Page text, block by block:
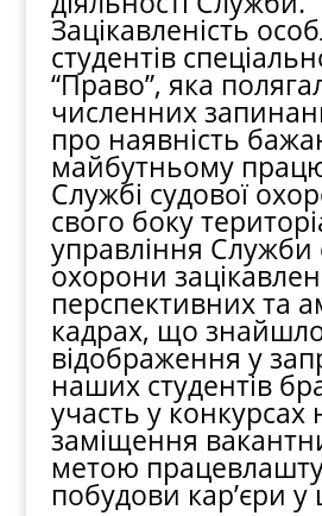
Зацікавленість
студентів
“Право”, яка
численних
про наявність
майбутньому
Службі судової
свого боку
управління Служби
охорони
перспективних та
кадрах, що
відображення у
наших студентів
участь у конкурсах
заміщення
метою
побудови кар’єри у